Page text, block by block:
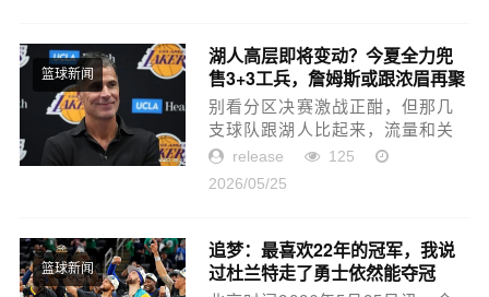
non...
篮球新闻
湖人高层即将变动？今夏全力兜
售3+3工兵，詹姆斯或跟浓眉再聚
首
别看分区决赛激战正酣，但那几
支球队跟湖人比起来，流量和关
注度简直不值一提。尤其詹姆斯
等到今年夏天，将会成为自由球
点。...
release
125
2026/05/25
篮球新闻
追梦：最喜欢22年的冠军，我说
过杜兰特走了勇士依然能夺冠